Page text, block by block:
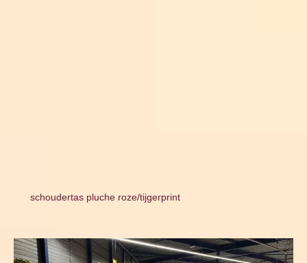
schoudertas pluche roze/tijgerprint